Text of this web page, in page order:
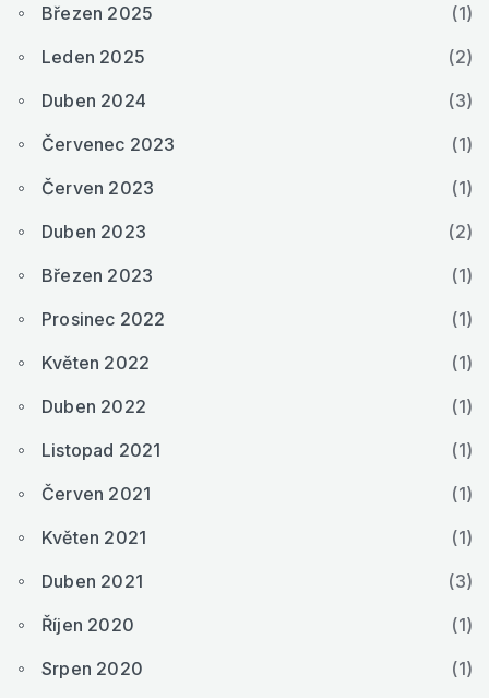
Březen 2025
(1)
Leden 2025
(2)
Duben 2024
(3)
Červenec 2023
(1)
Červen 2023
(1)
Duben 2023
(2)
Březen 2023
(1)
Prosinec 2022
(1)
Květen 2022
(1)
Duben 2022
(1)
Listopad 2021
(1)
Červen 2021
(1)
Květen 2021
(1)
Duben 2021
(3)
Říjen 2020
(1)
Srpen 2020
(1)